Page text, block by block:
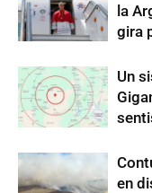
la
gira
Un
en